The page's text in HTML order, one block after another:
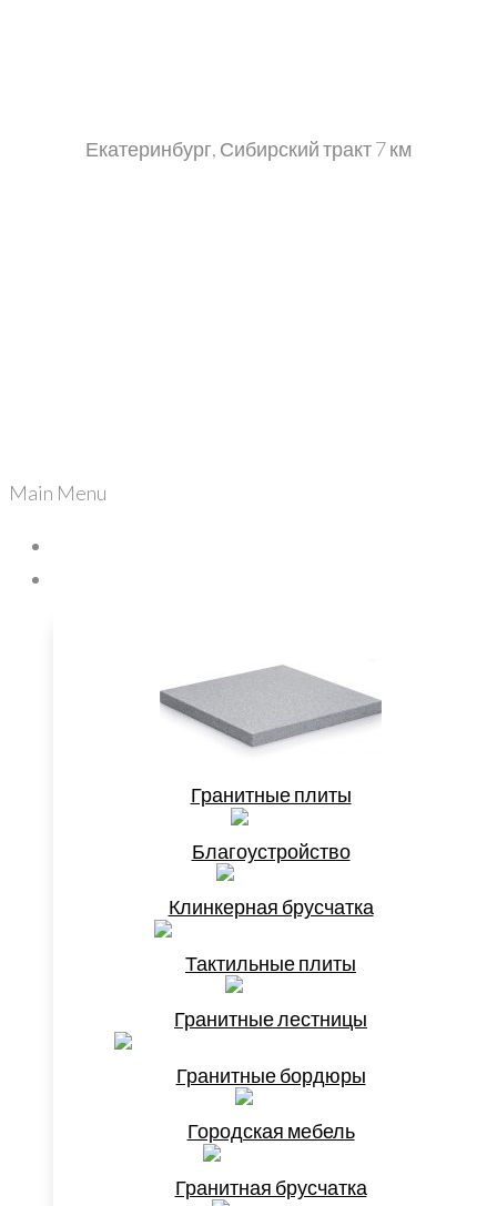
Екатеринбург, Сибирский тракт 7 км
Main Menu
Гранитные плиты
Благоустройство
Клинкерная брусчатка
Тактильные плиты
Гранитные лестницы
Гранитные бордюры
Городская мебель
Гранитная брусчатка